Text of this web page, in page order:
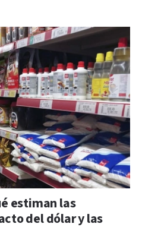
estiman las
del dólar y las